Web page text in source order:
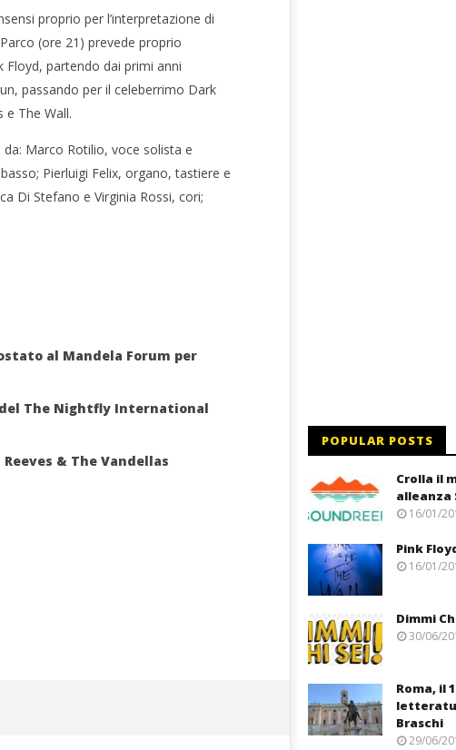
Pink Floyd in mostra a Roma
15/02/2016
proprio per l’interpretazione di
(ore 21) prevede proprio
Floyd, partendo dai primi anni
passando per il celeberrimo Dark
The Wall.
Marco Rotilio, voce solista e
Pierluigi Felix, organo, tastiere e
Di Stefano e Virginia Rossi, cori;
al Mandela Forum per
del The Nightfly International
& The Vandellas
POPULAR POSTS
Crolla il
alleanza
16/01/
Pink
16/01/
Dimmi
30/06/
Roma, il
Braschi
29/06/